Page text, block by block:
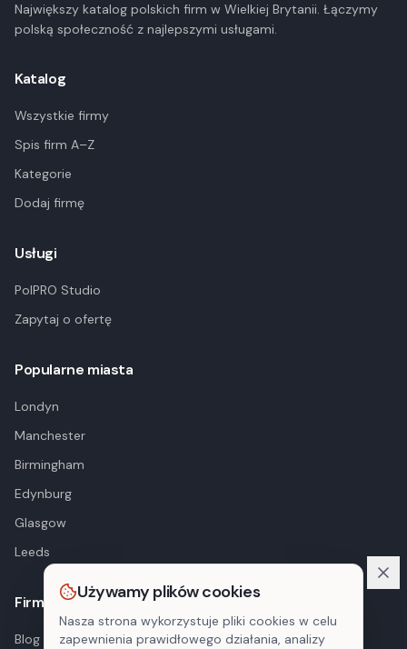
Największy katalog polskich firm w Wielkiej Brytanii. Łączymy
polską społeczność z najlepszymi usługami.
Katalog
Wszystkie firmy
Spis firm A–Z
Kategorie
Dodaj firmę
Usługi
PolPRO Studio
Zapytaj o ofertę
Popularne miasta
Londyn
Manchester
Birmingham
Edynburg
Glasgow
Leeds
Firma
Blog
Używamy plików cookies
Nasza strona wykorzystuje pliki cookies w celu
zapewnienia prawidłowego działania, analizy